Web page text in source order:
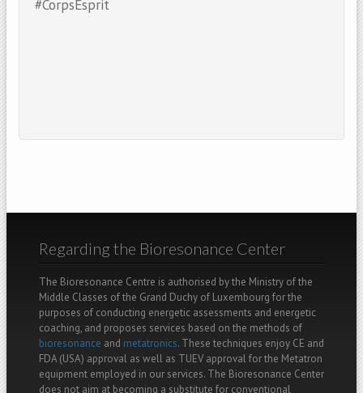
#CorpsEsprit
Regarding the Bioresonance Center
The Bioresonance Centre is authorised by the Ministry of the
Middle Classes of the Grand Duchy of Luxembourg for the
purposes of conducting energetic assessments and energetic
coaching, and proposes services based on the methods of
bioresonance and metatronics. These techniques enjoy CE and
FDA (USA) approval as well as TUEV approval for the Metatron
equipment employed in our services. The Bioresonance Center
does not aim at becoming a substitute for conventional